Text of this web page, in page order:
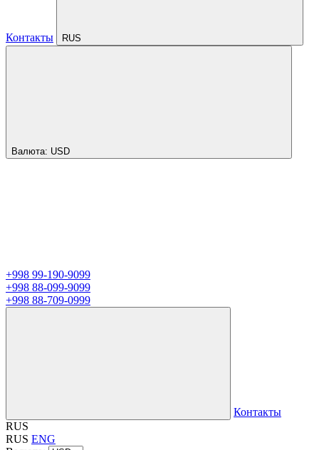
Контакты RUS
Валюта: USD
+998 99-190-9099
+998 88-099-9099
+998 88-709-0999
Контакты
RUS
RUS ENG